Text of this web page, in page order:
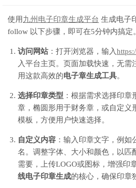
使用九州电子印章生成平台 生成电子
follow 以下步骤，即可在5分钟内搞定。
访问网站：打开浏览器，输入
入平台主页。页面加载快速，无需
用这款高效的电子章生成工具。
选择印章类型 ：根据需求选择印
章，椭圆形用于财务章，或自定义
模板，方便用户快速选择。
自定义内容 ：输入印章文字，例
名。调整字体、大小和颜色，以匹
需要，上传LOGO或图标，增强印
线电子印章生成的核心，确保印章